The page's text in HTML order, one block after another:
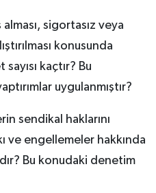
sigortasız veya
konusunda
sayısı kaçtır? Bu
uygulanmıştır?
sendikal haklarını
ve engellemeler hakkında
Bu konudaki denetim